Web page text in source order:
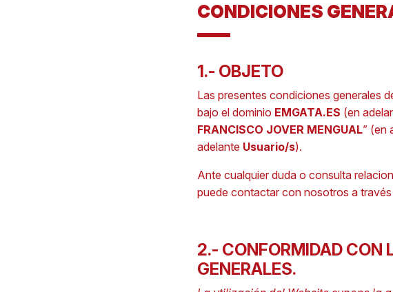
CONDICIONES
1.- OBJETO
Las presentes condiciones generales
bajo el dominio EMGATA.ES (en
FRANCISCO JOVER MENGUAL” (en
adelante Usuario/s).
Ante cualquier duda o consulta
puede contactar con nosotros a
2.- CONFORMIDAD CON
GENERALES.